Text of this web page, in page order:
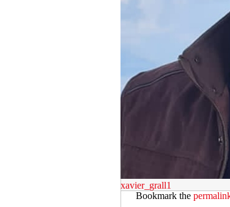
xavier_grall1
Bookmark the